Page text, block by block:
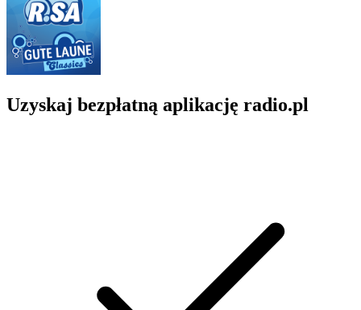
Uzyskaj bezpłatną aplikację radio.pl